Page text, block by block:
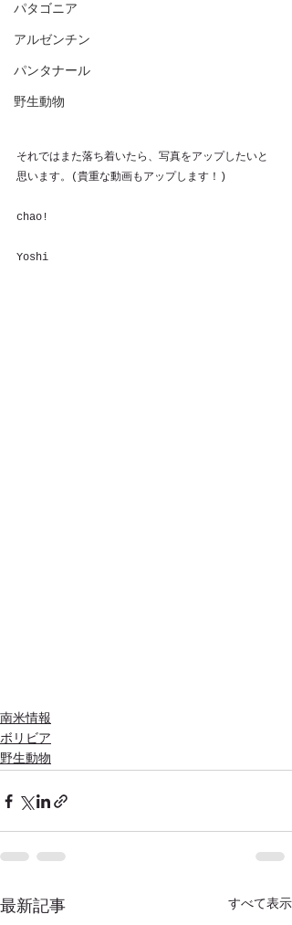
パタゴニア
アルゼンチン
パンタナール
野生動物
それではまた落ち着いたら、写真をアップしたいと
思います。(貴重な動画もアップします！)
chao!
Yoshi
南米情報
ボリビア
野生動物
最新記事 すべて表示